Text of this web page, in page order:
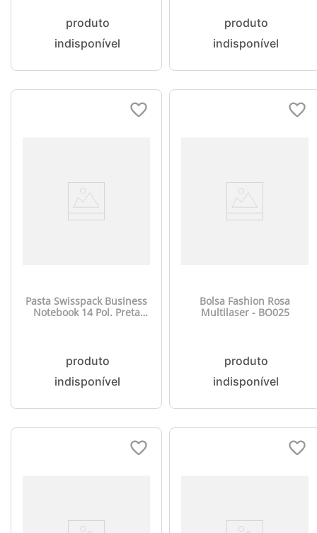
Pasta Swisspack Business
Notebook 14 Pol. Preta
Bolsa Fashion Rosa
Multilaser - BO025